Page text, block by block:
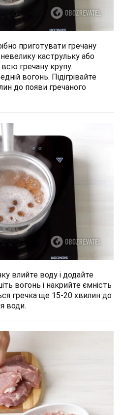
приготувати гречану
каструльку або
гречану крупу.
вогонь. Підігрівайте
до появи гречаного
влийте воду і додайте
вогонь і накрийте ємність
гречка ще 15-20 хвилин до
води.